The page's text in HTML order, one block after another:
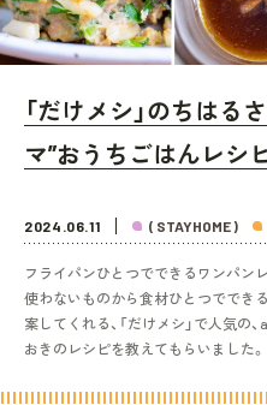
「だけメシ」のちはる
マ”おうちごはんレシ
2024.06.11 ( STAYHOME )
フライパンひとつでできるワンパン
使わないものから食材ひとつででき
案してくれる、「だけメシ」で人気の
おきのレシピを教えてもらいました。